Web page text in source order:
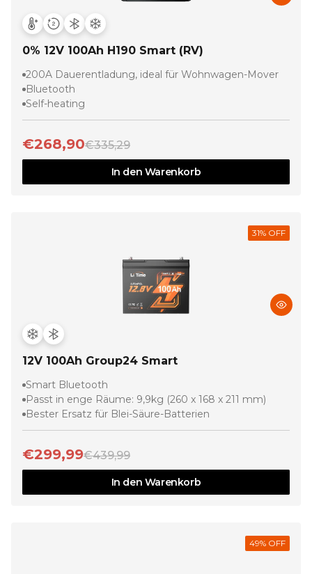
0% 12V 100Ah H190 Smart (RV)
200A Dauerentladung, ideal für Wohnwagen-Mover
Bluetooth
Self-heating
€268,90€335,29
In den Warenkorb
31% OFF
12V 100Ah Group24 Smart
Smart Bluetooth
Passt in enge Räume: 9,9kg (260 x 168 x 211 mm)
Bester Ersatz für Blei-Säure-Batterien
€299,99€439,99
In den Warenkorb
49% OFF